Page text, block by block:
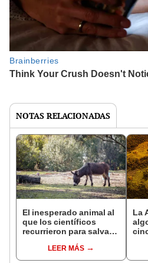
NOTAS RELACIONADAS
El inesperado animal al
que los científicos
recurrieron para salvar
reintroducción de un
asno salvaje está
LEER MÁS
La